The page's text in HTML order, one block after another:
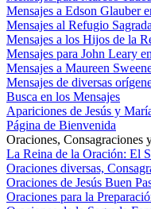
Mensajes a Edson Glauber
Mensajes al Refugio
Mensajes a los Hijos de la
Mensajes para John Leary
Mensajes a Maureen
Mensajes de diversas
Busca en los Mensajes
Apariciones de Jesús y
Página de Bienvenida
Oraciones, Consagraciones
La Reina de la Oración: El
Oraciones diversas,
Oraciones de Jesús Buen
Oraciones para la